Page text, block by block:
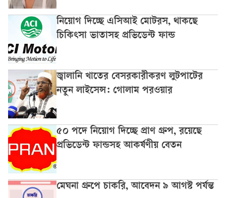
নিয়োগ দিচ্ছে এসিআই মোটরস, থাকছে
চিকিৎসা ভাতাসহ প্রভিডেন্ট ফান্ড
জ্বালানি খাতের বেসরকারীকরণ লুটপাটের
নতুন লাইসেন্স: গোলাম পরওয়ার
৫০ পদে নিয়োগ দিচ্ছে প্রাণ গ্রুপ, রয়েছে
প্রভিডেন্ট ফান্ডসহ আকর্ষণীয় বেতন
মেঘনা গ্রুপে চাকরি, আবেদন ৯ আগস্ট পর্যন্ত